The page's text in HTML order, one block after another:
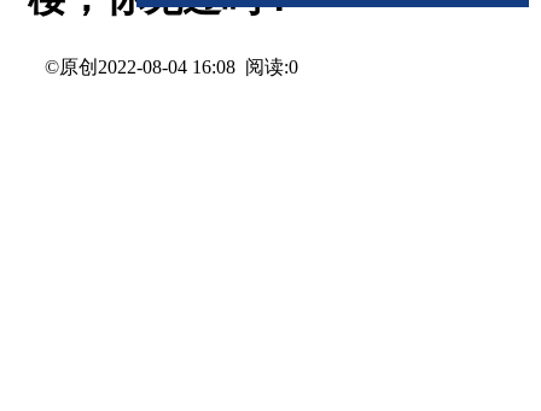
©原创 2022-08-04 16:08 阅读:0